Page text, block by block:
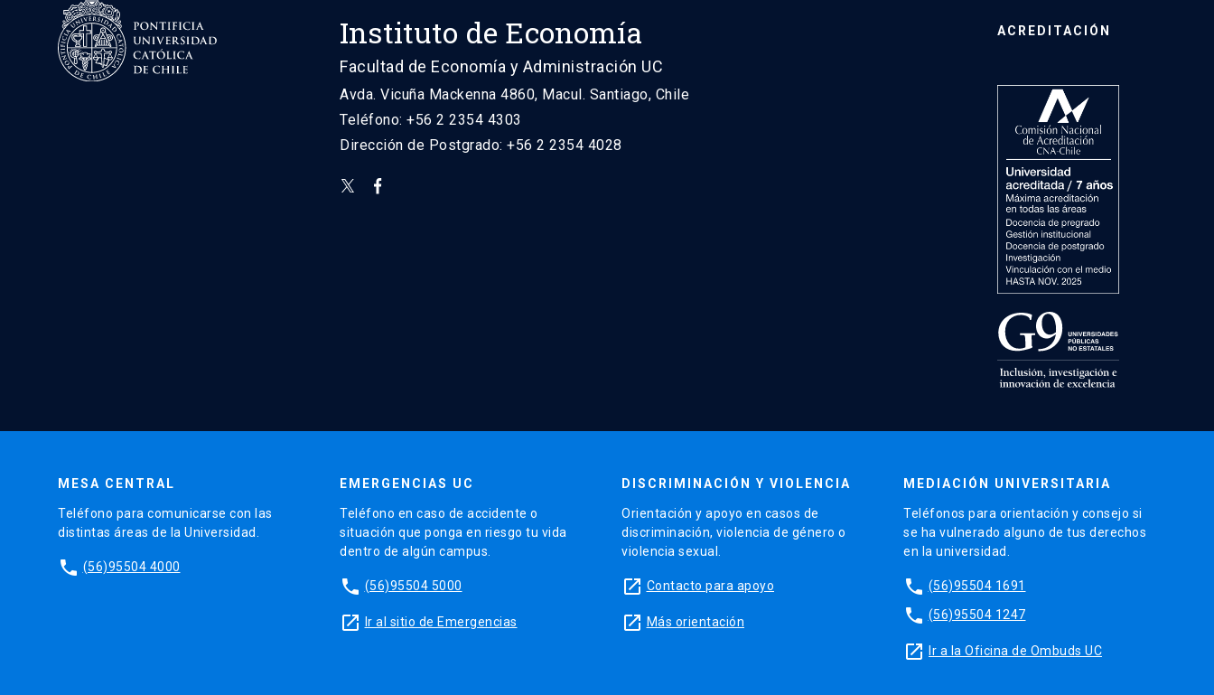
Instituto de Economía
Facultad de Economía y Administración UC
Avda. Vicuña Mackenna 4860, Macul. Santiago, Chile
Teléfono: +56 2 2354 4303
Dirección de Postgrado: +56 2 2354 4028
ACREDITACIÓN
MESA CENTRAL
Teléfono para comunicarse con las
distintas áreas de la Universidad.
phone (56)95504 4000
EMERGENCIAS UC
Teléfono en caso de accidente o
situación que ponga en riesgo tu vida
dentro de algún campus.
phone (56)95504 5000
launch Ir al sitio de Emergencias
DISCRIMINACIÓN Y VIOLENCIA
Orientación y apoyo en casos de
discriminación, violencia de género o
violencia sexual.
launch Contacto para apoyo
launch Más orientación
MEDIACIÓN UNIVERSITARIA
Teléfonos para orientación y consejo si
se ha vulnerado alguno de tus derechos
en la universidad.
phone (56)95504 1691
phone (56)95504 1247
launch Ir a la Oficina de Ombuds UC